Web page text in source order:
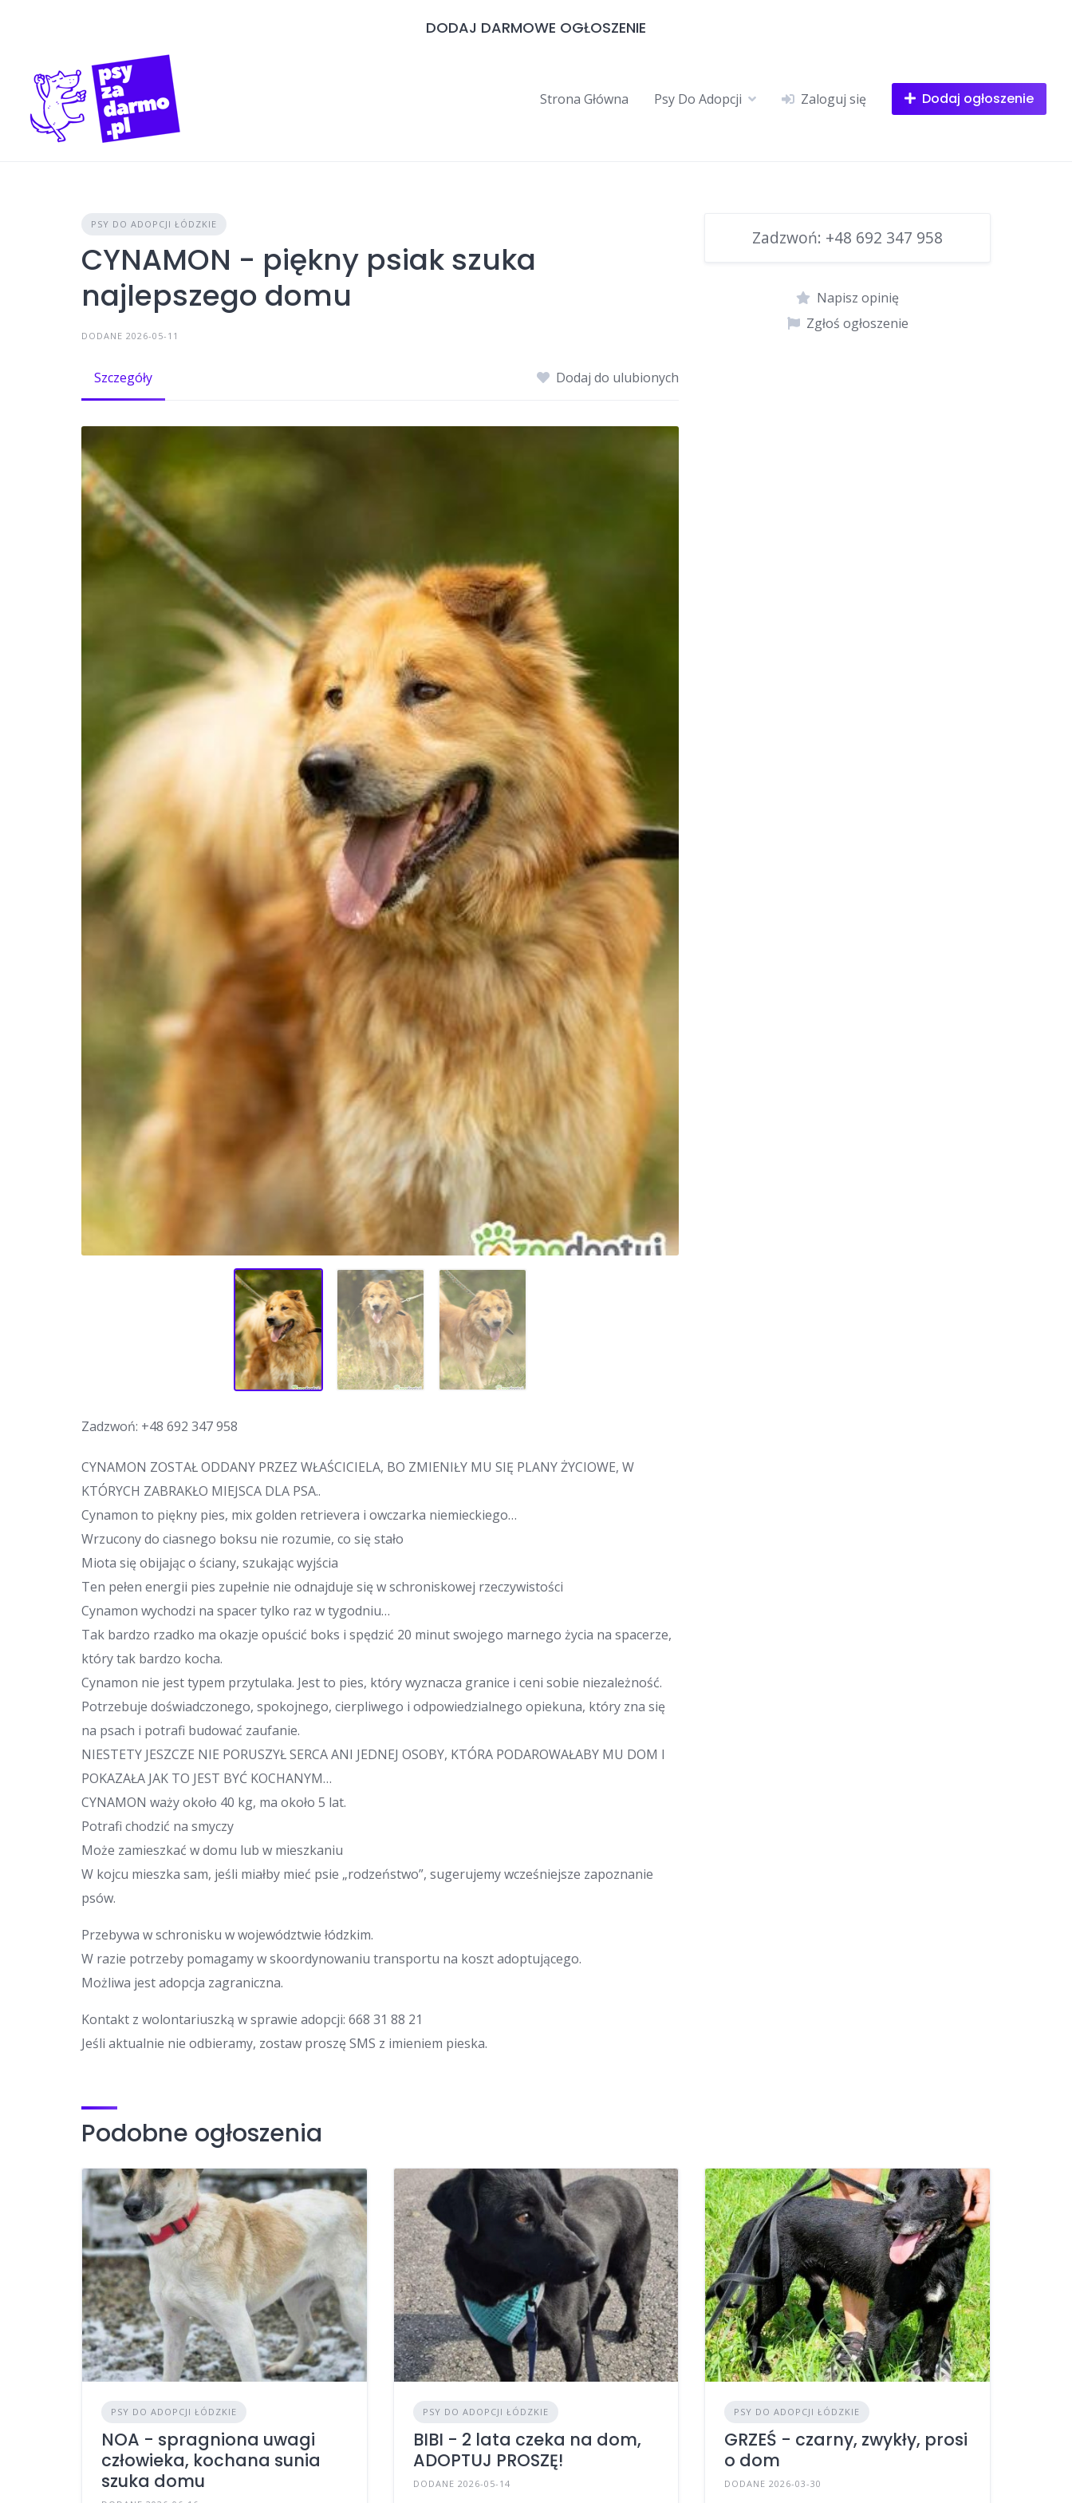
DODAJ DARMOWE OGŁOSZENIE
Strona Główna Psy Do Adopcji Zaloguj się Dodaj ogłoszenie
PSY DO ADOPCJI ŁÓDZKIE
CYNAMON - piękny psiak szuka
najlepszego domu
DODANE 2026-05-11
Szczegóły Dodaj do ulubionych
Zadzwoń: +48 692 347 958
CYNAMON ZOSTAŁ ODDANY PRZEZ WŁAŚCICIELA, BO ZMIENIŁY MU SIĘ PLANY ŻYCIOWE, W
KTÓRYCH ZABRAKŁO MIEJSCA DLA PSA..
Cynamon to piękny pies, mix golden retrievera i owczarka niemieckiego…
Wrzucony do ciasnego boksu nie rozumie, co się stało
Miota się obijając o ściany, szukając wyjścia
Ten pełen energii pies zupełnie nie odnajduje się w schroniskowej rzeczywistości
Cynamon wychodzi na spacer tylko raz w tygodniu…
Tak bardzo rzadko ma okazje opuścić boks i spędzić 20 minut swojego marnego życia na spacerze,
który tak bardzo kocha.
Cynamon nie jest typem przytulaka. Jest to pies, który wyznacza granice i ceni sobie niezależność.
Potrzebuje doświadczonego, spokojnego, cierpliwego i odpowiedzialnego opiekuna, który zna się
na psach i potrafi budować zaufanie.
NIESTETY JESZCZE NIE PORUSZYŁ SERCA ANI JEDNEJ OSOBY, KTÓRA PODAROWAŁABY MU DOM I
POKAZAŁA JAK TO JEST BYĆ KOCHANYM…
CYNAMON waży około 40 kg, ma około 5 lat.
Potrafi chodzić na smyczy
Może zamieszkać w domu lub w mieszkaniu
W kojcu mieszka sam, jeśli miałby mieć psie „rodzeństwo”, sugerujemy wcześniejsze zapoznanie
psów.
Przebywa w schronisku w województwie łódzkim.
W razie potrzeby pomagamy w skoordynowaniu transportu na koszt adoptującego.
Możliwa jest adopcja zagraniczna.
Kontakt z wolontariuszką w sprawie adopcji: 668 31 88 21
Jeśli aktualnie nie odbieramy, zostaw proszę SMS z imieniem pieska.
Zadzwoń: +48 692 347 958
Napisz opinię
Zgłoś ogłoszenie
Podobne ogłoszenia
PSY DO ADOPCJI ŁÓDZKIE
NOA - spragniona uwagi
człowieka, kochana sunia
szuka domu
PSY DO ADOPCJI ŁÓDZKIE
BIBI - 2 lata czeka na dom,
ADOPTUJ PROSZĘ!
DODANE 2026-05-14
PSY DO ADOPCJI ŁÓDZKIE
GRZEŚ - czarny, zwykły, prosi
o dom
DODANE 2026-03-30